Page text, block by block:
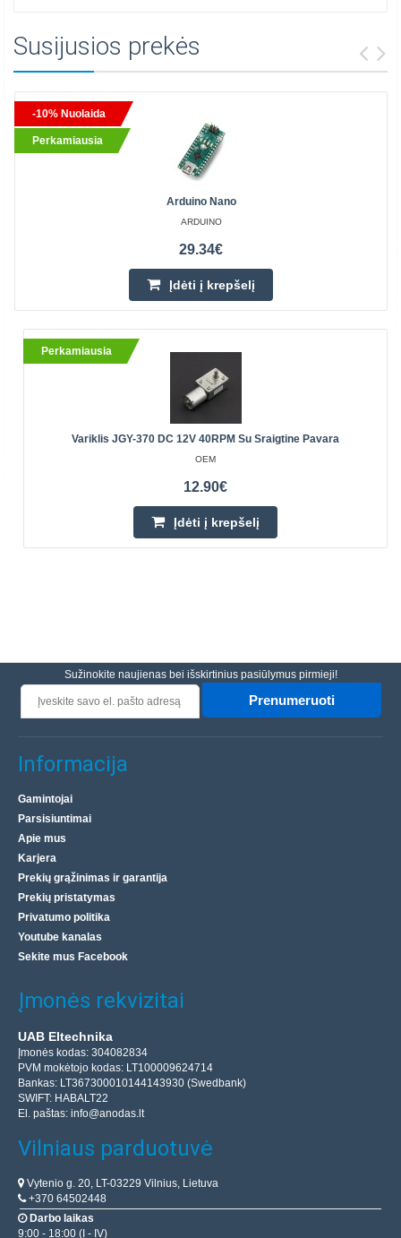
Susijusios prekės
-10% Nuolaida
Perkamiausia
Arduino Nano
ARDUINO
29.34€
Įdėti į krepšelį
Perkamiausia
Variklis JGY-370 DC 12V 40RPM Su Sraigtine Pavara
OEM
12.90€
Įdėti į krepšelį
Sužinokite naujienas bei išskirtinius pasiūlymus pirmieji!
Prenumeruoti
Informacija
Gamintojai
Parsisiuntimai
Apie mus
Karjera
Prekių grąžinimas ir garantija
Prekių pristatymas
Privatumo politika
Youtube kanalas
Sekite mus Facebook
Įmonės rekvizitai
UAB Eltechnika
Įmonės kodas: 304082834
PVM mokėtojo kodas: LT100009624714
Bankas: LT367300010144143930 (Swedbank)
SWIFT: HABALT22
El. paštas: info@anodas.lt
Vilniaus parduotuvė
Vytenio g. 20, LT-03229 Vilnius, Lietuva
+370 64502448
Darbo laikas
9:00 - 18:00 (I - IV)